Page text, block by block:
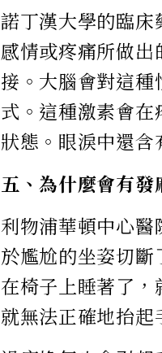
諾丁漢大學的臨床
感情或疼痛所做
接。大腦會對這
式。這種激素會
狀態。眼淚中還含
五、為什麼會有發
利物浦華頓中心醫
於尷尬的坐姿切
在椅子上睡著了
就無法正確地抬起